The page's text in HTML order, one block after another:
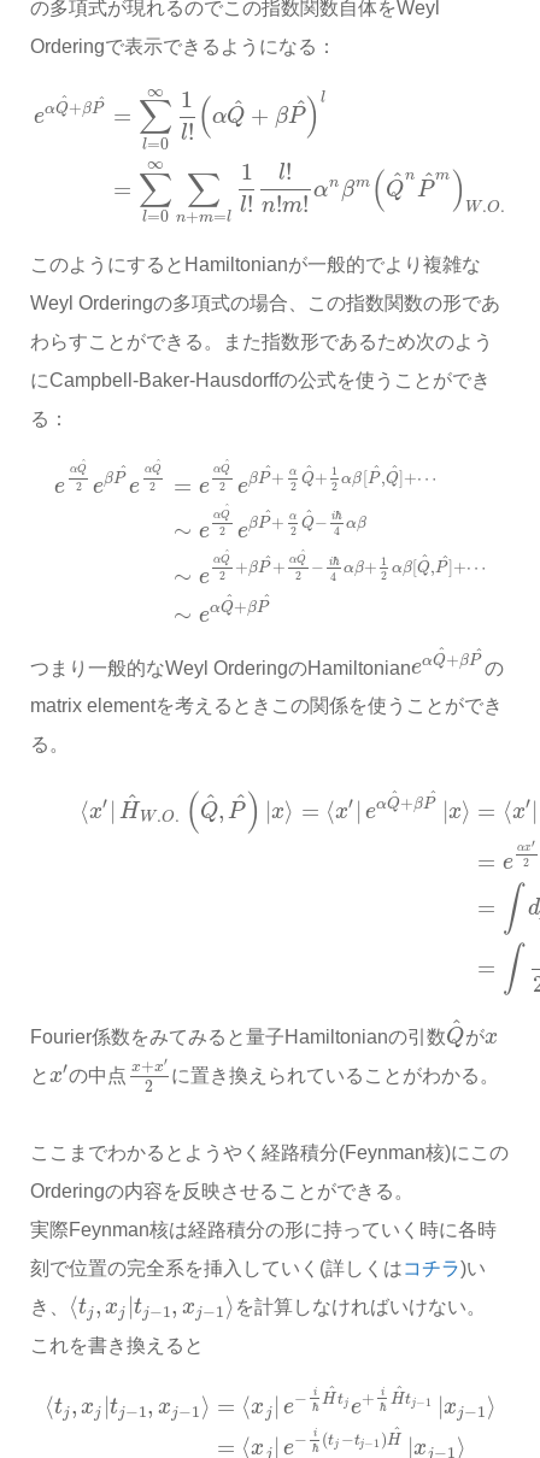
の多項式が現れるのでこの指数関数自体をWeyl
Orderingで表示できるようになる：
eαQ
^+βP^ = ∑
l=0
∞ 1
l! (αQ
^ + βP
^)l
= ∑
l=0
∞ ∑
n+m=l
1
l!
l!
n!m!
αn βm (Q
^n
P
^m ) W.O.
このようにするとHamiltonianが一般的でより複雑な
Weyl Orderingの多項式の場合、この指数関数の形であ
わらすことができる。また指数形であるため次のよう
にCampbell-Baker-Hausdorffの公式を使うことができ
る：
e
αQ
^
2
eβP^
e
αQ
^
2
= e
αQ
^
2
eβP^+ α
2
Q
^+ 1
2
αβ P^,Q
^ +⋯
∼ e
αQ
^
2
eβP^+ α
2
Q
^− iℏ
4
αβ
∼ e
αQ
^
2
+βP^+ αQ
^
2
− iℏ
4
αβ+ 1
2
αβ[ Q
^,P^ +⋯
∼ eαQ
^+βP^
つまり一般的なWeyl OrderingのHamiltonianeαQ
^+βP^
の
matrix elementを考えるときこの関係を使うことができ
る。
⟨x′ | H
^W.O. (Q
^, P
^) |x⟩ = ⟨x′ | eαQ
^+βP^ |x⟩ = ⟨x′ |
= e
αx′
2
= ∫ d
= ∫
Fourier係数をみてみると量子Hamiltonianの引数Q
^がx
とx′の中点 x+x′
2
に置き換えられていることがわかる。
ここまでわかるとようやく経路積分(Feynman核)にこの
Orderingの内容を反映させることができる。
実際Feynman核は経路積分の形に持っていく時に各時
刻で位置の完全系を挿入していく(詳しくはコチラ)い
き、
⟨tj , xj |tj−1, xj−1⟩ を計算しなければいけない。
これを書き換えると
⟨tj, xj |tj−1, xj−1⟩ = ⟨x j | e− i
ℏ
H
^tj e+ i
ℏ
H
^tj−1 |xj−1⟩
= ⟨x j | e− i
ℏ (tj −tj−1 )H
^ |xj−1⟩